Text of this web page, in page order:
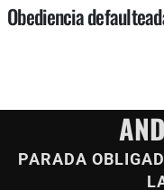
Obediencia
PARADA